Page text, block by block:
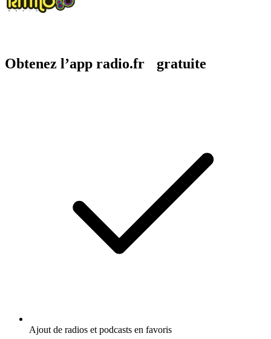
Obtenez l’app radio.fr gratuite
Ajout de radios et podcasts en favoris